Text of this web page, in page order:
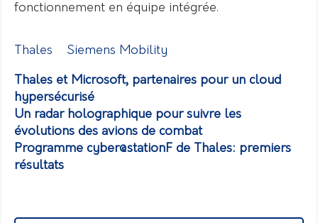
fonctionnement en équipe intégrée.
Thales Siemens Mobility
Thales et Microsoft, partenaires pour un cloud
hypersécurisé
Un radar holographique pour suivre les
évolutions des avions de combat
Programme cyber@stationF de Thales: premiers
résultats